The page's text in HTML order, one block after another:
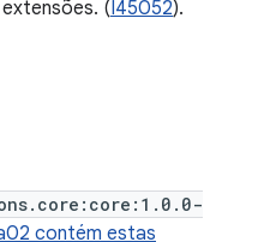
(I45052).
contém estas